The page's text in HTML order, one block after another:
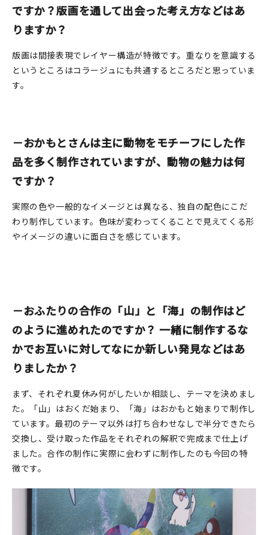
ですか？版画を通して出会った考え方などはあ
りますか？
版画は間接表現でレイヤー構造が特徴です。重なりを意識する
というところはコラージュにも共通するところだと思っていま
す。
－おかもとさんは主に動物をモチーフにした作
品を多く制作されていますが、動物の魅力は何
ですか？
実際の色や一般的なイメージとは異なる、独自の配色にこだ
わり制作しています。色味が変わってくることで見えてくる形
やイメージの違いに面白さを感じています。
－おふたりの合作の「山」と「海」の制作はど
のように進めれたのですか？ 一緒に制作するな
かでお互いに対してなにか新しい発見などはあ
りましたか？
まず、それぞれ夏休み何がしたいか相談し、テーマを決めまし
た。「山」はおくだ始まり、「海」はおかもと始まりで制作し
ています。最初のテーマ以外は打ち合わせなしで半分できたら
交換し、受け取った作品をそれぞれの解釈で完成まで仕上げ
ました。合作の制作に実際に会わずに制作したのも今回の特
徴です。